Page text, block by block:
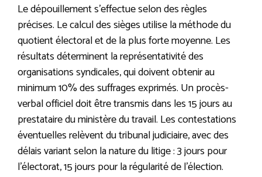
Le dépouillement s’effectue selon des règles
précises. Le calcul des sièges utilise la méthode du
quotient électoral et de la plus forte moyenne. Les
résultats déterminent la représentativité des
organisations syndicales, qui doivent obtenir au
minimum 10% des suffrages exprimés. Un procès-
verbal officiel doit être transmis dans les 15 jours au
prestataire du ministère du travail. Les contestations
éventuelles relèvent du tribunal judiciaire, avec des
délais variant selon la nature du litige : 3 jours pour
l’électorat, 15 jours pour la régularité de l’élection.